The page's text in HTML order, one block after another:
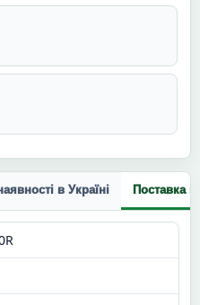
в Україні Поставка